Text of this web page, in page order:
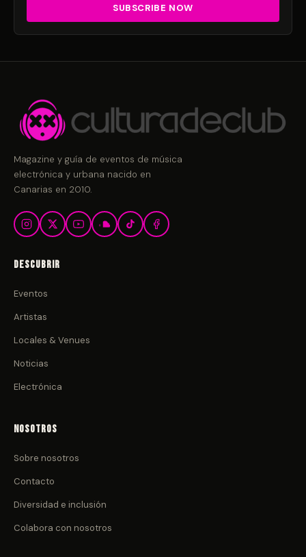
Magazine y guía de eventos de música
electrónica y urbana nacido en
Canarias en 2010.
Descubrir
Eventos
Artistas
Locales & Venues
Noticias
Electrónica
Nosotros
Sobre nosotros
Contacto
Diversidad e inclusión
Colabora con nosotros